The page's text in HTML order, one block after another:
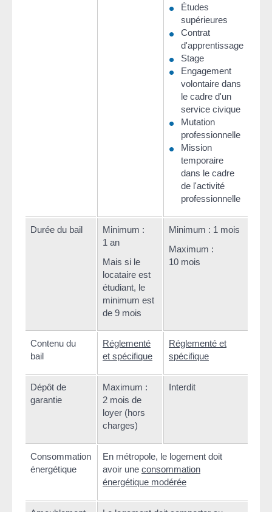
Études
supérieures
Contrat
d'apprentissage
Stage
Engagement
volontaire dans
le cadre d'un
service civique
Mutation
professionnelle
Mission
temporaire
dans le cadre
de l'activité
professionnelle
Durée du bail
Minimum :
1 an
Mais si le
locataire est
étudiant, le
minimum est
de 9 mois
Minimum : 1 mois
Maximum :
10 mois
Contenu du
bail
Réglementé
et spécifique
Réglementé et
spécifique
Dépôt de
garantie
Maximum :
2 mois de
loyer (hors
charges)
Interdit
Consommation
énergétique
En métropole, le logement doit
avoir une consommation
énergétique modérée